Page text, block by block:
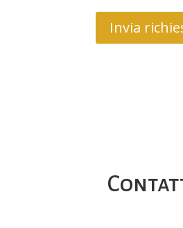
Invia